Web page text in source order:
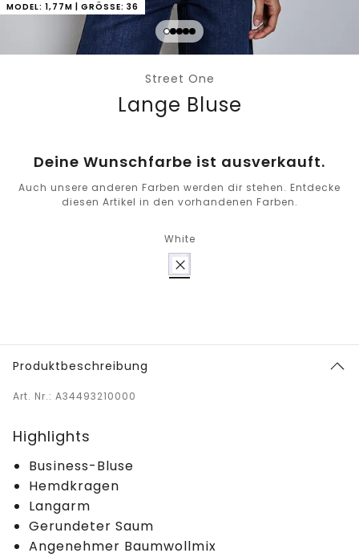
MODEL: 1,77M | GRÖSSE: 36
Street One
Lange Bluse
Deine Wunschfarbe ist ausverkauft.
Auch unsere anderen Farben werden dir stehen. Entdecke
diesen Artikel in den vorhandenen Farben.
White
Produktbeschreibung
Art. Nr.: A34493210000
Highlights
Business-Bluse
Hemdkragen
Langarm
Gerundeter Saum
Angenehmer Baumwollmix